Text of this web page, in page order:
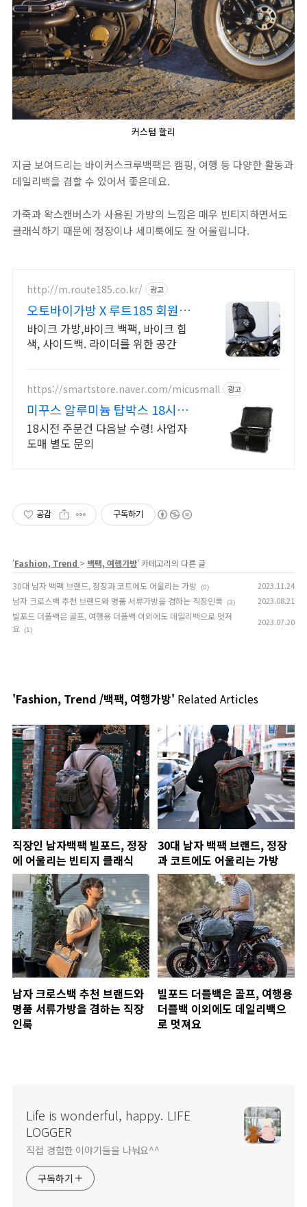
커스텀 할리
지금 보여드리는 바이커스크루백팩은 캠핑, 여행 등 다양한 활동과
데일리백을 겸할 수 있어서 좋은데요.
가죽과 왁스캔버스가 사용된 가방의 느낌은 매우 빈티지하면서도
클래식하기 때문에 정장이나 세미룩에도 잘 어울립니다.
http://m.route185.co.kr/ 광고
오토바이가방 X 루트185 회원가
입 시 다양한 혜택제공
바이크 가방,바이크 백팩, 바이크 힙
색, 사이드백. 라이더를 위한 공간
https://smartstore.naver.com/micusmall 광고
미꾸스 알루미늄 탑박스 18시전
주문건 다음날 수령
18시전 주문건 다음날 수령! 사업자
도매 별도 문의
공감 구독하기
'Fashion, Trend > 백팩, 여행가방' 카테고리의 다른 글
30대 남자 백팩 브랜드, 정장과 코트에도 어울리는 가방 (0) 2023.11.24
남자 크로스백 추천 브랜드와 명품 서류가방을 겸하는 직장인룩 (3) 2023.08.21
빌포드 더플백은 골프, 여행용 더플백 이외에도 데일리백으로 멋져
요 (1)
2023.07.20
'Fashion, Trend /백팩, 여행가방' Related Articles
직장인 남자백팩 빌포드, 정장
에 어울리는 빈티지 클래식
30대 남자 백팩 브랜드, 정장
과 코트에도 어울리는 가방
남자 크로스백 추천 브랜드와
명품 서류가방을 겸하는 직장
인룩
빌포드 더플백은 골프, 여행용
더플백 이외에도 데일리백으
로 멋져요
Life is wonderful, happy. LIFE
LOGGER
직접 경험한 이야기들을 나눠요^^
구독하기